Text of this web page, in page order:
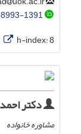
1391
h-index:8
دکتر
مشاوره خانواده